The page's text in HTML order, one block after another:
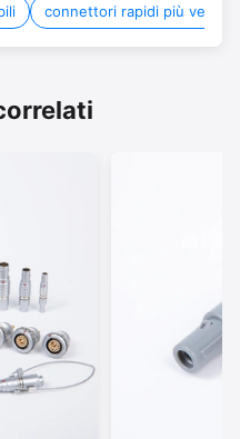
connettori rapidi più veloci